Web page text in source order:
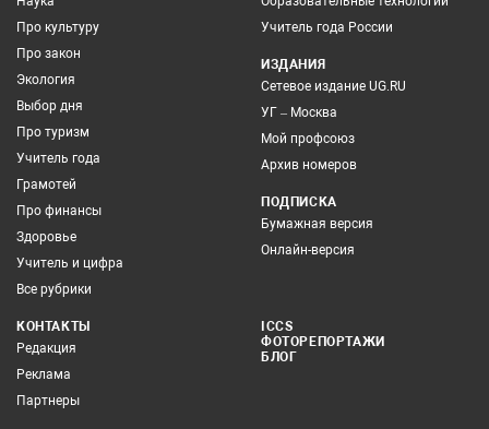
Про культуру
Про закон
Экология
Выбор дня
Про туризм
Учитель года
Грамотей
Про финансы
Здоровье
Учитель и цифра
Все рубрики
Учитель года России
ИЗДАНИЯ
Сетевое издание UG.RU
УГ – Москва
Мой профсоюз
Архив номеров
ПОДПИСКА
Бумажная версия
Онлайн-версия
КОНТАКТЫ
Редакция
Реклама
Партнеры
ICCS
ФОТОРЕПОРТАЖИ
БЛОГ